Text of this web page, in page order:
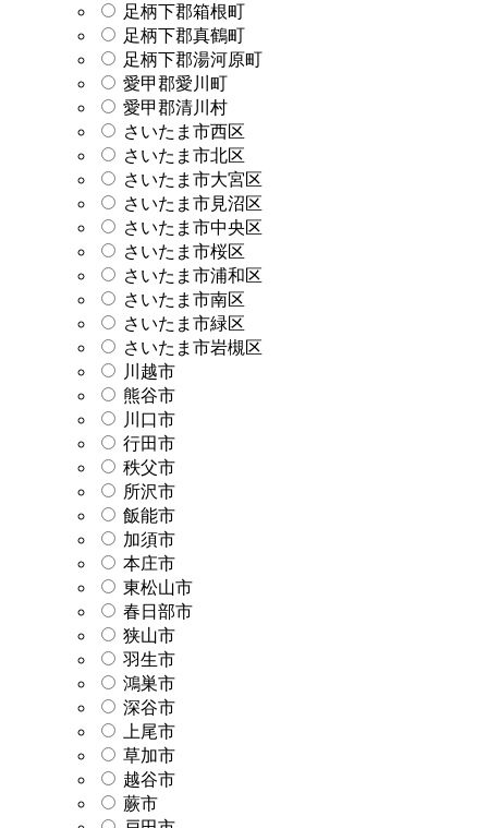
足柄下郡箱根町
足柄下郡真鶴町
足柄下郡湯河原町
愛甲郡愛川町
愛甲郡清川村
さいたま市西区
さいたま市北区
さいたま市大宮区
さいたま市見沼区
さいたま市中央区
さいたま市桜区
さいたま市浦和区
さいたま市南区
さいたま市緑区
さいたま市岩槻区
川越市
熊谷市
川口市
行田市
秩父市
所沢市
飯能市
加須市
本庄市
東松山市
春日部市
狭山市
羽生市
鴻巣市
深谷市
上尾市
草加市
越谷市
蕨市